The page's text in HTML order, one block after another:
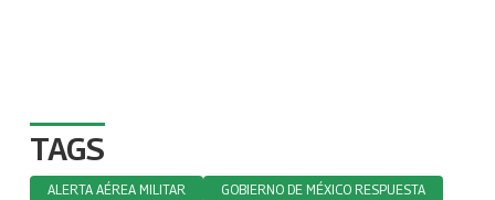
TAGS
ALERTA AÉREA MILITAR
GOBIERNO DE MÉXICO RESPUESTA